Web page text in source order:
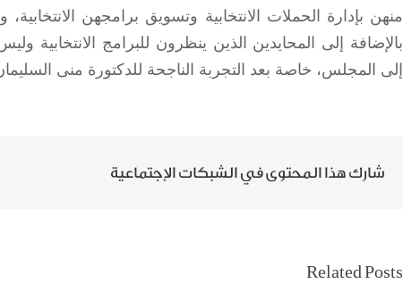
منهن بإدارة الحملات الانتخابية وتسويق برامجهن
بالإضافة إلى المحايدين الذين ينظرون للبرامج الانتخابية
إلى المجلس، خاصة بعد التجربة الناجحة للدكتورة منى
شارك هذا المحتوى في الشبكات الإجتماعية
Related Posts